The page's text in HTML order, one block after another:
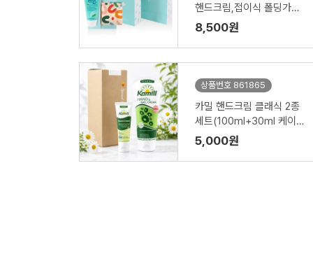
핸드크림,접이식 폴딩가방
세트
8,500원
상품번호 861865
카밀 핸드크림 클래식 2종
세트(100ml+30ml 케이스
포함)
5,000원